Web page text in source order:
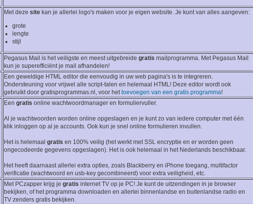
Met deze site kan je allerlei logo's maken voor je eigen website. Je kunt van alles aangeven:
grote
lengte
stijl
Pegasus Mail is het veiligste en meest uitgebreide gratis mailprogramma. Met Pegasus Mail
kun je superefficiënt je mail afhandelen!
Een geweldige HTML editor die eenvoudig in uw web pagina's is te integreren.
Ondersteuning voor vrijwel alle script-talen en helemaal HTML! Deze editor wordt ook
gebruikt door gratisprogrammas.nl, voor hettoevoegen van een gratis programma!
Een gratis online wachtwoordmanager en formuliervuller.
Al je wachtwoorden worden online opgeslagen en je kunt zo van iedere computer met één
klik inloggen op al je accounts. Ook kun je snel online formulieren invullen.
Het is helemaal gratis en 100% veilig (het werkt met SSL encryptie en er worden geen
ongecodeerde gegevens opgeslagen). Het is ook helemaal in het Nederlands beschikbaar.
Het heeft daarnaast allerlei extra opties, zoals Blackberry en iPhone toegang, multifactor
verificatie (wachtwoord en usb-key gecombineerd) voor extra veiligheid, etc.
Met PCzapper krijg je gratis internet TV op je PC! Je kunt de uitzendingen in je browser
bekijken, of het programma downloaden en allerlei binnenlandse en buitenlandse radio en
TV zenders gratis bekijken.